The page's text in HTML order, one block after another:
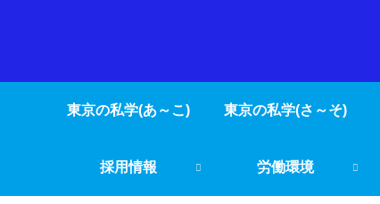
東京の私学(あ～こ) 東京の私学(さ～そ)
採用情報 労働環境